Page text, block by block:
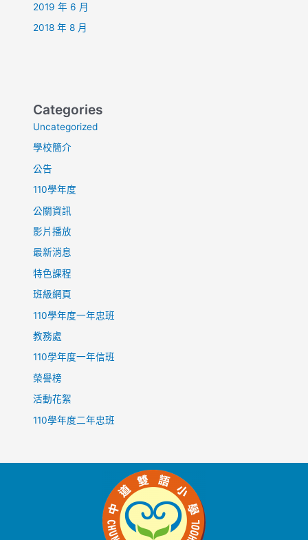
2019 年 6 月
2018 年 8 月
Categories
Uncategorized
學校簡介
公告
110學年度
公關資訊
影片播放
最新消息
特色課程
班級網頁
110學年度一年忠班
教務處
110學年度一年信班
榮譽榜
活動花絮
110學年度二年忠班